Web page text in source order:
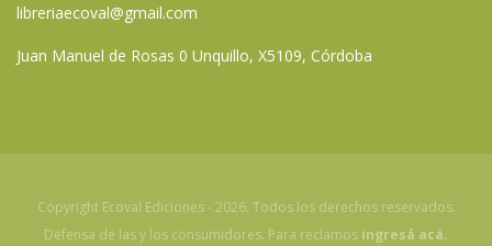
libreriaecoval@gmail.com
Juan Manuel de Rosas 0 Unquillo, X5109, Córdoba
Copyright Ecoval Ediciones - 2026. Todos los derechos reservados.
Defensa de las y los consumidores. Para reclamos ingresá acá.